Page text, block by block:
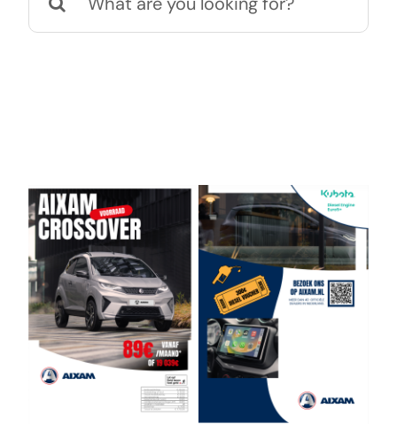
naar: